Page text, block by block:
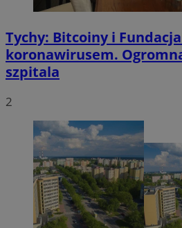
Tychy: Bitcoiny i Fundacja
koronawirusem.
szpitala
2